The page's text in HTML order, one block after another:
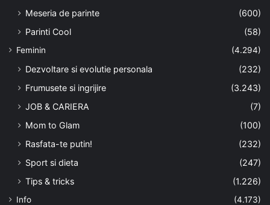
Meseria de parinte
(600)
Parinti Cool
(58)
Feminin (4.294)
Dezvoltare si evolutie personala
(232)
Frumusete si ingrijire
(3.243)
JOB & CARIERA
(7)
Mom to Glam
(100)
Rasfata-te putin!
(232)
Sport si dieta
(247)
Tips & tricks
(1.226)
Info
(4.173)